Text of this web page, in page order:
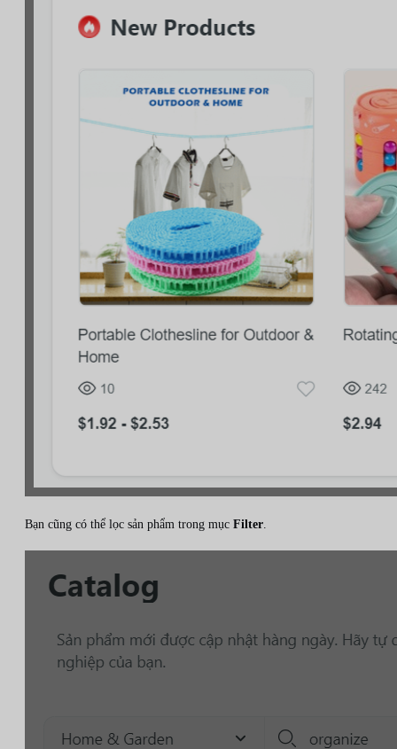
Bạn cũng có thể lọc sản phẩm trong mục Filter.